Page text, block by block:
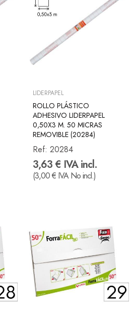
LIDERPAPEL
ROLLO PLÁSTICO
ADHESIVO LIDERPAPEL
0,50X3 M. 50 MICRAS
REMOVIBLE (20284)
Ref: 20284
3,63 € IVA incl.
(3,00 € IVA No incl.)